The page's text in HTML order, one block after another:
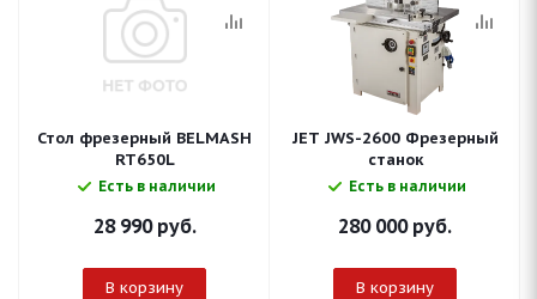
Стол фрезерный BELMASH
RT650L
Есть в наличии
28 990руб.
В корзину
JET JWS-2600 Фрезерный
станок
Есть в наличии
280 000руб.
В корзину